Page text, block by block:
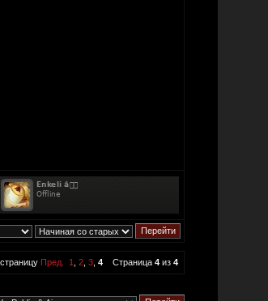
Пред. 1 2 3 4 Страница 4 из 4